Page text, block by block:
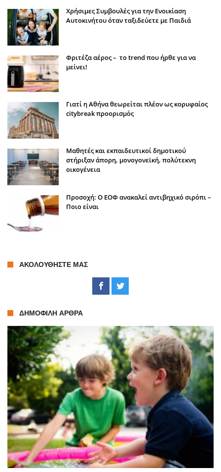
Χρήσιμες Συμβουλές για την Ενοικίαση
Αυτοκινήτου όταν ταξιδεύετε με Παιδιά
Φριτέζα αέρος – το trend που ήρθε για να
μείνει!
Γιατί η Αθήνα θεωρείται πλέον ως κορυφαίος
citybreak προορισμός
Μαθητές και εκπαιδευτικοί δημοτικού
στήριξαν άπορη, μονογονεϊκή, πολύτεκνη
οικογένεια
Προσοχή: Ο ΕΟΦ ανακαλεί αντιβηχικό σιρόπι –
Ποιο είναι
ΑΚΟΛΟΥΘΉΣΤΕ ΜΑΣ
ΔΗΜΟΦΙΛΉ ΆΡΘΡΑ